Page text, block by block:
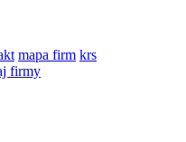
mapa firm krs
firmy